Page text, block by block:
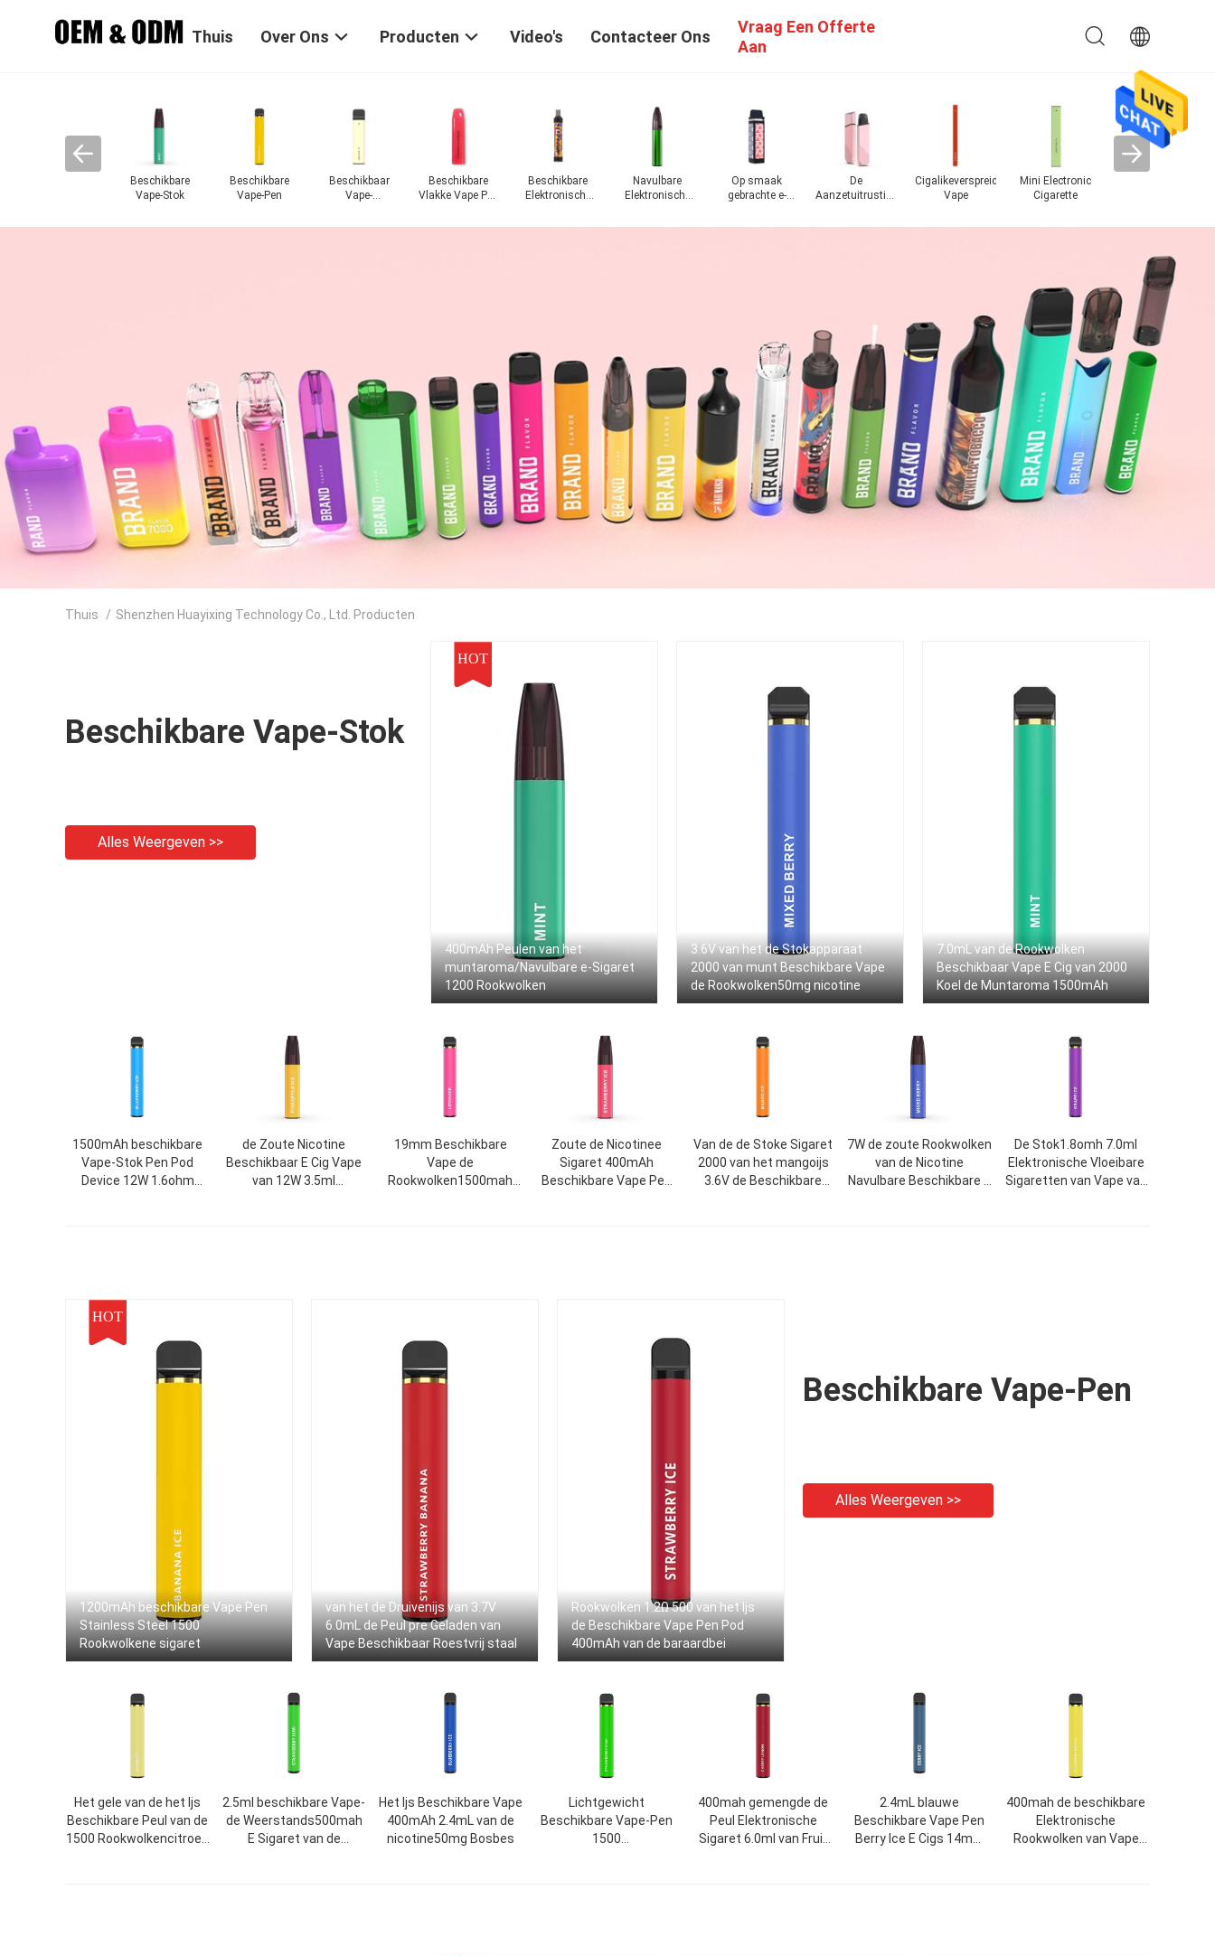
Thuis Over Ons Producten Video's Contacteer Ons
Vraag Een Offerte
Aan
Beschikbare
Vape-Stok
Beschikbare
Vape-Pen
Beschikbaar
Vape-
Beschikbare
Vlakke Vape Pen
Beschikbare
Elektronische
Navulbare
Elektronische
Op smaak
gebrachte e-
De
Aanzetuitrustingen
peulsysteem
Cigalikeverspreider
Vape
Mini Electronic
Cigarette
Thuis / Shenzhen Huayixing Technology Co., Ltd. Producten
Beschikbare Vape-Stok
Alles Weergeven >>
HOT
400mAh Peulen van het
muntaroma/Navulbare e-Sigaret
1200 Rookwolken
3.6V van het de Stokapparaat
2000 van munt Beschikbare Vape
de Rookwolken50mg nicotine
7.0mL van de Rookwolken
Beschikbaar Vape E Cig van 2000
Koel de Muntaroma 1500mAh
1500mAh beschikbare
Vape-Stok Pen Pod
Device 12W 1.6ohm
de Zoute Nicotine
Beschikbaar E Cig Vape
van 12W 3.5ml
19mm Beschikbare
Vape de
Rookwolken1500mah
Zoute de Nicotinee
Sigaret 400mAh
Beschikbare Vape Pen
Van de de Stoke Sigaret
2000 van het mangoijs
3.6V de Beschikbare
7W de zoute Rookwolken
van de Nicotine
Navulbare Beschikbare E
De Stok1.8omh 7.0ml
Elektronische Vloeibare
Sigaretten van Vape van
HOT
1200mAh beschikbare Vape Pen
Stainless Steel 1500
Rookwolkene sigaret
van het de Druivenijs van 3.7V
6.0mL de Peul pre Geladen van
Vape Beschikbaar Roestvrij staal
Rookwolken 1.2Ω 500 van het Ijs
de Beschikbare Vape Pen Pod
400mAh van de baraardbei
Beschikbare Vape-Pen
Alles Weergeven >>
Het gele van de het Ijs
Beschikbare Peul van de
1500 Rookwolkencitroen
2.5ml beschikbare Vape-
de Weerstands500mah
E Sigaret van de
Het Ijs Beschikbare Vape
400mAh 2.4mL van de
nicotine50mg Bosbes
Lichtgewicht
Beschikbare Vape-Pen
1500
400mah gemengde de
Peul Elektronische
Sigaret 6.0ml van Fruit
2.4mL blauwe
Beschikbare Vape Pen
Berry Ice E Cigs 14mm
400mah de beschikbare
Elektronische
Rookwolken van Vape